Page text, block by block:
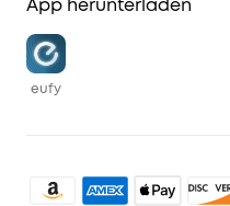
App herunterladen
eufy